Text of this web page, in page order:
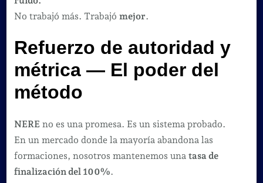
No trabajó más. Trabajó mejor.
Refuerzo de autoridad y
métrica — El poder del
método
NERE no es una promesa. Es un sistema probado.
En un mercado donde la mayoría abandona las
formaciones, nosotros mantenemos una tasa de
finalización del 100%.